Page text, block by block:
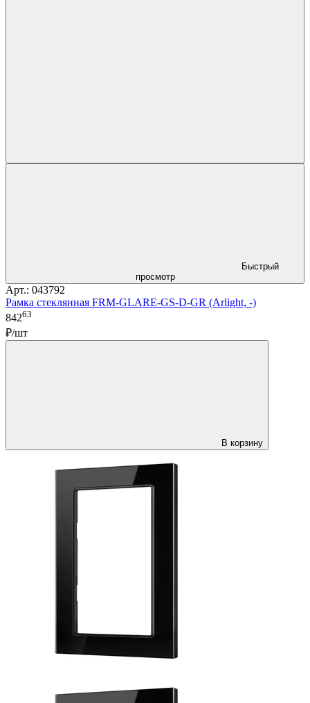
Быстрый
просмотр
Арт.: 043792
Рамка стеклянная FRM-GLARE-GS-D-GR (Arlight, -)
84263
₽/шт
В корзину